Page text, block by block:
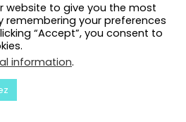
website to give you the most
remembering your preferences
“Accept”, you consent to
information.